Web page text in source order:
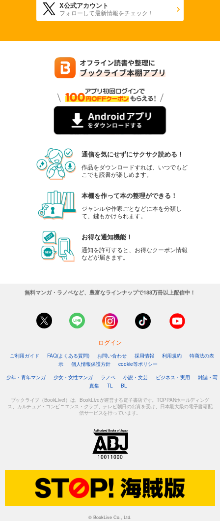
X公式アカウント
フォローして最新情報をチェック！
通信を気にせずにサクサク読める！
作品をダウンロードすれば、いつでもど
こでも読書が楽しめます。
本棚を作って本の整理ができる！
ジャンルや作家ごとなどに本を分類し
て、鍵もかけられます。
お得な通知機能！
通知を許可すると、お得なクーポン情報
などが届きます。
無料マンガ・ラノベなど、豊富なラインナップで188万冊以上配信中！
ログイン
ご利用ガイド FAQ(よくある質問) お問い合わせ 採用情報 利用規約
特商法の表
示
個人情報保護方針
cookie等ポリシー
少年・青年マンガ
少女・女性マンガ ラノベ 小説・文芸 ビジネス・実用
雑誌・写
真集
TL BL
ブックライブ（BookLive!）は、BookLiveが運営する電子書店です。TOPPANホールディング
ス、カルチュア・コンビニエンス・クラブ、テレビ朝日の出資を受け、日本最大級の電子書籍配
信サービスを行っています。
© BookLive Co., Ltd.